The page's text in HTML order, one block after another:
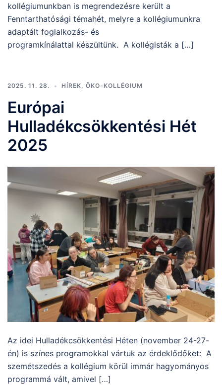
kollégiumunkban is megrendezésre került a
Fenntarthatósági témahét, melyre a kollégiumunkra
adaptált foglalkozás- és
programkínálattal készültünk. A kollégisták a […]
2025. 11. 28. HÍREK ÖKO-KOLLÉGIUM
Európai
Hulladékcsökkentési Hét
2025
Az idei Hulladékcsökkentési Héten (november 24-27-
én) is színes programokkal vártuk az érdeklődőket: A
szemétszedés a kollégium körül immár hagyományos
programmá vált, amivel […]